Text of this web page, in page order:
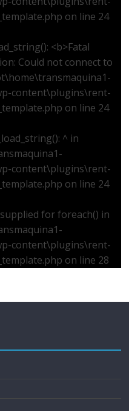
on line 24
<b>Fatal
Could not connect to
content\plugins\rent-
on line 24
^ in
content\plugins\rent-
on line 24
for foreach() in
content\plugins\rent-
on line 28